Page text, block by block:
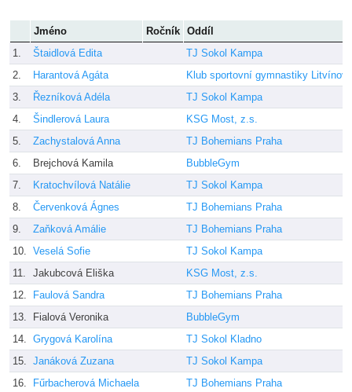
Jméno Ročník Oddíl
1.
Štaidlová Edita
TJ Sokol Kampa
2.
Harantová Agáta
Klub sportovní gymnastiky
3.
Řezníková Adéla
TJ Sokol Kampa
4.
Šindlerová Laura
KSG Most, z.s.
5.
Zachystalová Anna
TJ Bohemians Praha
6.
Brejchová Kamila
BubbleGym
7.
Kratochvílová Natálie
TJ Sokol Kampa
8.
Červenková Ágnes
TJ Bohemians Praha
9.
Zaňková Amálie
TJ Bohemians Praha
10. Veselá Sofie
TJ Sokol Kampa
11.
Jakubcová Eliška
KSG Most, z.s.
12.
Faulová Sandra
TJ Bohemians Praha
13.
Fialová Veronika
BubbleGym
14. Grygová Karolína
TJ Sokol Kladno
15. Janáková Zuzana
TJ Sokol Kampa
16.
Fűrbacherová Michaela TJ Bohemians Praha